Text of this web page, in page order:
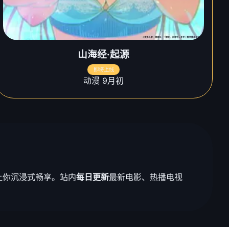
山海经·起源
即将上线
动漫 9月初
你沉浸式畅享。站内每日更新最新电影、热播电视